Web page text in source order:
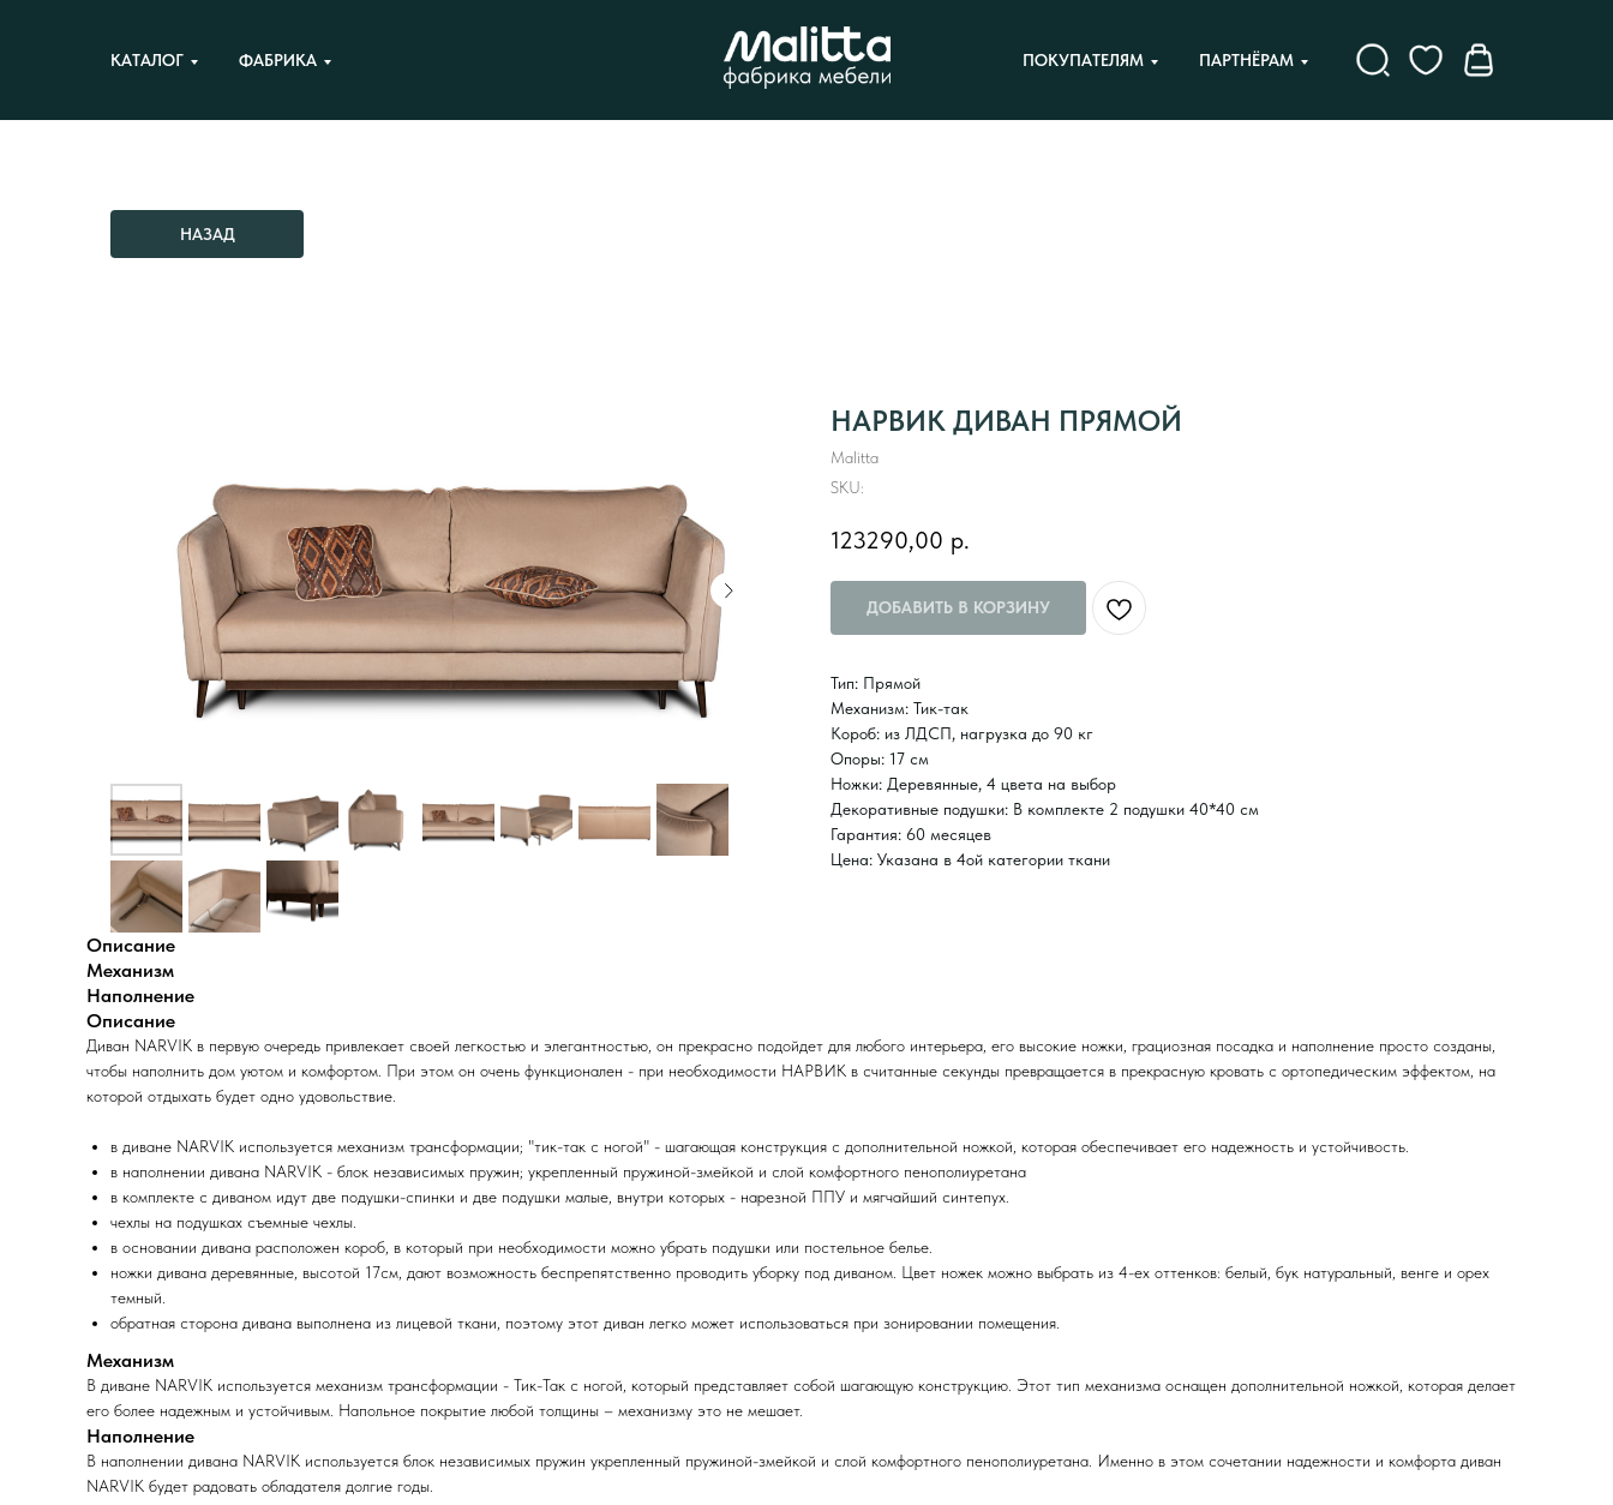
КАТАЛОГ ФАБРИКА ПОКУПАТЕЛЯМ ПАРТНЁРАМ
НАЗАД
НАРВИК ДИВАН ПРЯМОЙ
Malitta
SKU:
123290,00 р.
ДОБАВИТЬ В КОРЗИНУ
Тип: Прямой
Механизм: Тик-так
Короб: из ЛДСП, нагрузка до 90 кг
Опоры: 17 см
Ножки: Деревянные, 4 цвета на выбор
Декоративные подушки: В комплекте 2 подушки 40*40 см
Гарантия: 60 месяцев
Цена: Указана в 4ой категории ткани
Описание
Механизм
Наполнение
Описание
Диван NARVIK в первую очередь привлекает своей легкостью и элегантностью, он прекрасно подойдет для любого интерьера, его высокие ножки, грациозная посадка и наполнение просто созданы,
чтобы наполнить дом уютом и комфортом. При этом он очень функционален - при необходимости НАРВИК в считанные секунды превращается в прекрасную кровать с ортопедическим эффектом, на
которой отдыхать будет одно удовольствие.
в диване NARVIK используется механизм трансформации; "тик-так с ногой" - шагающая конструкция с дополнительной ножкой, которая обеспечивает его надежность и устойчивость.
в наполнении дивана NARVIK - блок независимых пружин; укрепленный пружиной-змейкой и слой комфортного пенополиуретана
в комплекте с диваном идут две подушки-спинки и две подушки малые, внутри которых - нарезной ППУ и мягчайший синтепух.
чехлы на подушках съемные чехлы.
в основании дивана расположен короб, в который при необходимости можно убрать подушки или постельное белье.
ножки дивана деревянные, высотой 17см, дают возможность беспрепятственно проводить уборку под диваном. Цвет ножек можно выбрать из 4-ех оттенков: белый, бук натуральный, венге и орех
темный.
обратная сторона дивана выполнена из лицевой ткани, поэтому этот диван легко может использоваться при зонировании помещения.
Механизм
В диване NARVIK используется механизм трансформации - Тик-Так с ногой, который представляет собой шагающую конструкцию. Этот тип механизма оснащен дополнительной ножкой, которая делает
его более надежным и устойчивым. Напольное покрытие любой толщины – механизму это не мешает.
Наполнение
В наполнении дивана NARVIK используется блок независимых пружин укрепленный пружиной-змейкой и слой комфортного пенополиуретана. Именно в этом сочетании надежности и комфорта диван
NARVIK будет радовать обладателя долгие годы.